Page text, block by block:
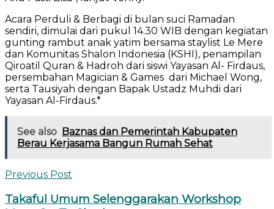
Acara Perduli & Berbagi di bulan suci Ramadan
sendiri, dimulai dari pukul 14.30 WIB dengan kegiatan
gunting rambut anak yatim bersama staylist Le Mere
dan Komunitas Shalon Indonesia (KSHI), penampilan
Qiroatil Quran & Hadroh dari siswi Yayasan Al- Firdaus,
persembahan Magician & Games dari Michael Wong,
serta Tausiyah dengan Bapak Ustadz Muhdi dari
Yayasan Al-Firdaus.*
See also Baznas dan Pemerintah Kabupaten
Berau Kerjasama Bangun Rumah Sehat
Previous Post
Takaful Umum Selenggarakan Workshop